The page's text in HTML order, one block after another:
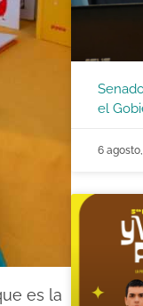
es la
el
6